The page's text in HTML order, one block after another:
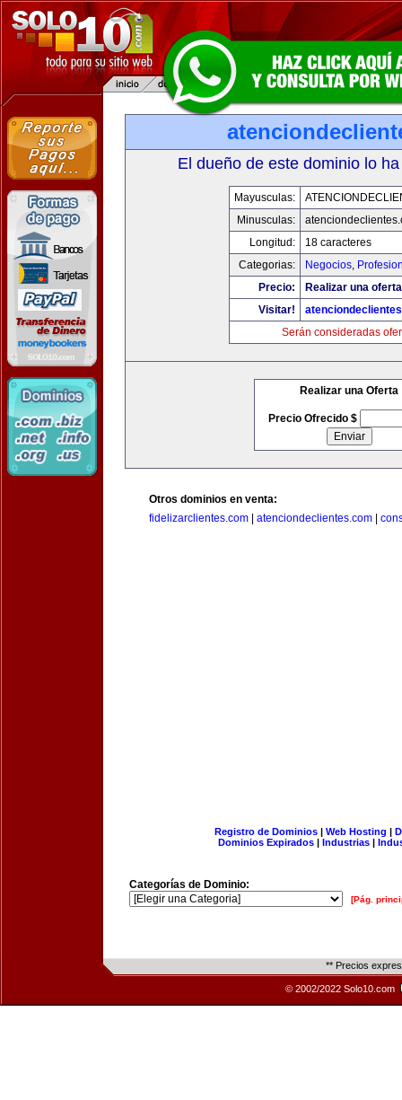
El dueño de este dominio lo
Mayusculas:
Minusculas:
Longitud:
18 caracteres
Categorias:
Negocios,
Precio:
Realizar una
Visitar!
Serán consideradas
Realizar una Oferta
Precio Ofrecido $
Otros dominios en venta:
fidelizarclientes.com
atenciondeclientes.com
Registro de Dominios| Web Hosting |
Dominios Expirados | Industrias |
Categorías de Dominio:
[Pág.
** Precios
© 2002/2022 Solo10.com